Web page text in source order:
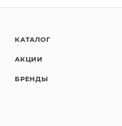
КАТАЛОГ
АКЦИИ
БРЕНДЫ